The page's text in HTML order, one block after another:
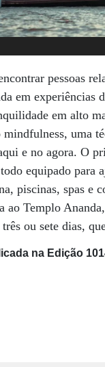
pessoas
em experiências
em alto
mindfulness, uma
e no agora. O
equipado para
piscinas, spas e
ao Templo
três ou sete dias,
na Edição